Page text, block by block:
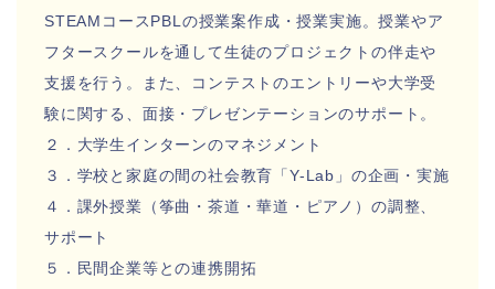
STEAMコースPBLの授業案作成・授業実施。授業やア
フタースクールを通して生徒のプロジェクトの伴走や
支援を行う。また、コンテストのエントリーや大学受
験に関する、面接・プレゼンテーションのサポート。
２．大学生インターンのマネジメント
３．学校と家庭の間の社会教育「Y-Lab」の企画・実施
４．課外授業（筝曲・茶道・華道・ピアノ）の調整、
サポート
５．民間企業等との連携開拓